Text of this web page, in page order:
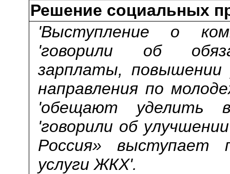
Решение социальных
'Выступление о
'говорили об
зарплаты, повышении
направления по
'обещают уделить
'говорили об
Россия»
услуги ЖКХ'.